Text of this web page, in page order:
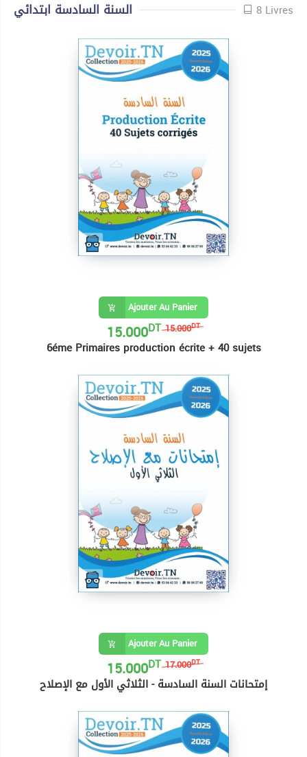
السنة السادسة ابتدائي 8 Livres
Ajouter Au Panier
15.000DT
15.000DT
6éme Primaires production écrite + 40 sujets
Ajouter Au Panier
17.000DT
15.000DT
إمتحانات السنة السادسة - الثلاثي الأول مع الإصلاح